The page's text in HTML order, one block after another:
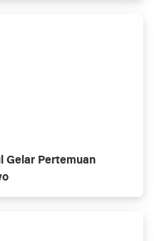
Gelar Pertemuan